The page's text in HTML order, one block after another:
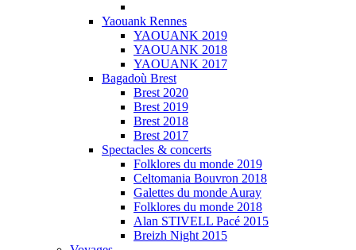
Yaouank Rennes
YAOUANK 2019
YAOUANK 2018
YAOUANK 2017
Bagadoù Brest
Brest 2020
Brest 2019
Brest 2018
Brest 2017
Spectacles & concerts
Folklores du monde 2019
Celtomania Bouvron 2018
Galettes du monde Auray
Folklores du monde 2018
Alan STIVELL Pacé 2015
Breizh Night 2015